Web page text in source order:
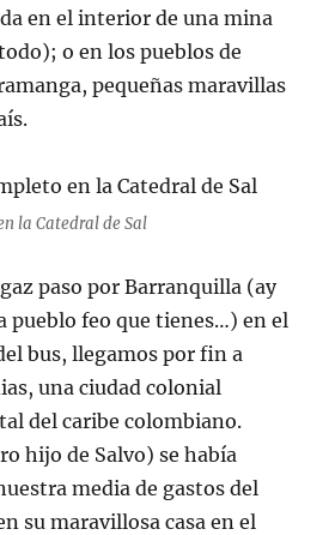
en el interior de una mina
o en los pueblos de
pequeñas maravillas
la Catedral de Sal
paso por Barranquilla (ay
pueblo feo que tienes…) en el
bus, llegamos por fin a
una ciudad colonial
del caribe colombiano.
hijo de Salvo) se había
media de gastos del
su maravillosa casa en el